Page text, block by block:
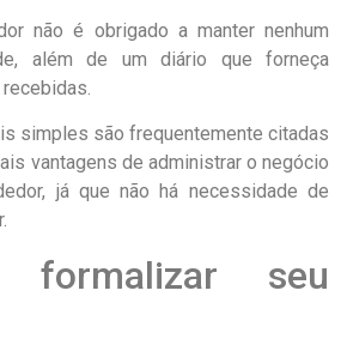
não é obrigado a manter nenhum
além de um diário que forneça
simples são frequentemente citadas
vantagens de administrar o negócio
já que não há necessidade de
seu